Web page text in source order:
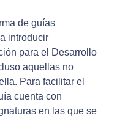
de guías
introducir
para el Desarrollo
aquellas no
Para facilitar el
cuenta con
en las que se